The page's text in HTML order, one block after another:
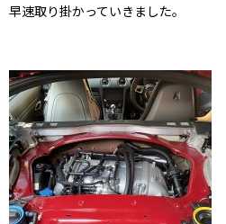
早速取り掛かっていきました。